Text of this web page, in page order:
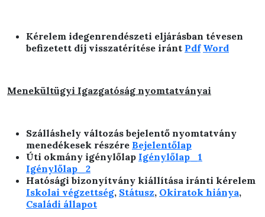
Kérelem idegenrendészeti eljárásban tévesen
befizetett díj visszatérítése iránt Pdf Word
Menekültügyi Igazgatóság nyomtatványai
Szálláshely változás bejelentő nyomtatvány
menedékesek részére Bejelentőlap
Úti okmány igénylőlap Igénylőlap_1
Igénylőlap_2
Hatósági bizonyítvány kiállítása iránti kérelem
Iskolai végzettség, Státusz, Okiratok hiánya,
Családi állapot